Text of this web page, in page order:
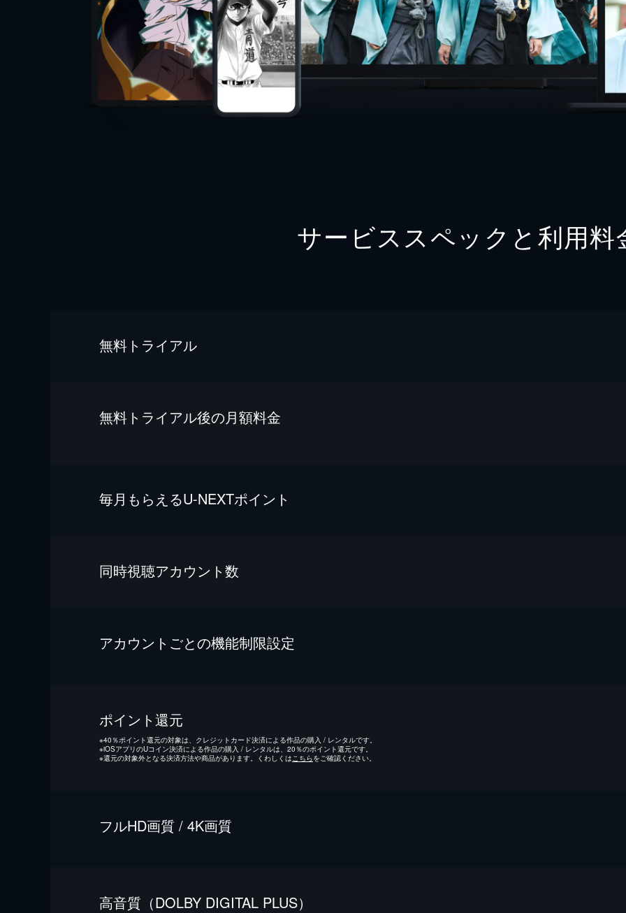
サービススペックと利用料
無料トライアル
無料トライアル後の⽉額料金
毎⽉もらえるU-NEXTポイント
同時視聴アカウント数
アカウントごとの機能制限設定
ポイント還元
※40％ポイント還元の対象は、クレジットカード決済による作品の購入 / レンタルです。
※iOSアプリのUコイン決済による作品の購入 / レンタルは、20％のポイント還元です。
※還元の対象外となる決済方法や商品があります。くわしくは こちらをご確認ください。
フルHD画質 / 4K画質
⾼⾳質（DOLBY DIGITAL PLUS）